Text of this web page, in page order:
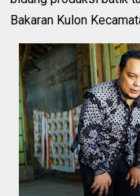
Bakaran Kulon